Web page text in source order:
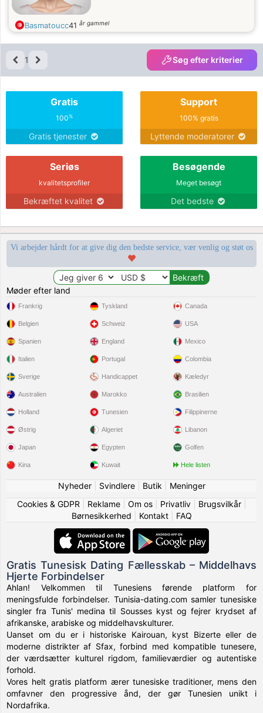
Basmatoucc41 år gammel
1 Søg efter kriterier
Gratis
100%
Gratis tjenester
Support
100% gratis
Lyttende moderatorer
Seriøs
kvalitetsprofiler
Bekræftet kvalitet
Besøgende
Meget besøgt
Det bedste
Vi arbejder hårdt for at give dig den bedste service, vær venlig og støt os
Møder efter land
Frankrig
Belgien
Spanien
Italien
Sverige
Tyskland
Schweiz
England
Portugal
Handicappet
Canada
USA
Mexico
Colombia
Kæledyr
Australien
Holland
Østrig
Japan
Kina
Marokko
Tunesien
Algeriet
Egypten
Kuwait
Brasilien
Filippinerne
Libanon
Golfen
Hele listen
Nyheder| Svindlere| Butik
Meninger
Cookies & GDPR
Reklame| Om os| Privatliv| Brugsvilkår|
Børnesikkerhed
Kontakt| FAQ
Gratis Tunesisk Dating Fællesskab – Middelhavs
Hjerte Forbindelser
Ahlan! Velkommen til Tunesiens førende platform for
meningsfulde forbindelser. Tunisia-dating.com samler tunesiske
singler fra Tunis' medina til Sousses kyst og fejrer krydset af
afrikanske, arabiske og middelhavskulturer.
Uanset om du er i historiske Kairouan, kyst Bizerte eller de
moderne distrikter af Sfax, forbind med kompatible tunesere,
der værdsætter kulturel rigdom, familieværdier og autentiske
forhold.
Vores helt gratis platform ærer tunesiske traditioner, mens den
omfavner den progressive ånd, der gør Tunesien unikt i
Nordafrika.